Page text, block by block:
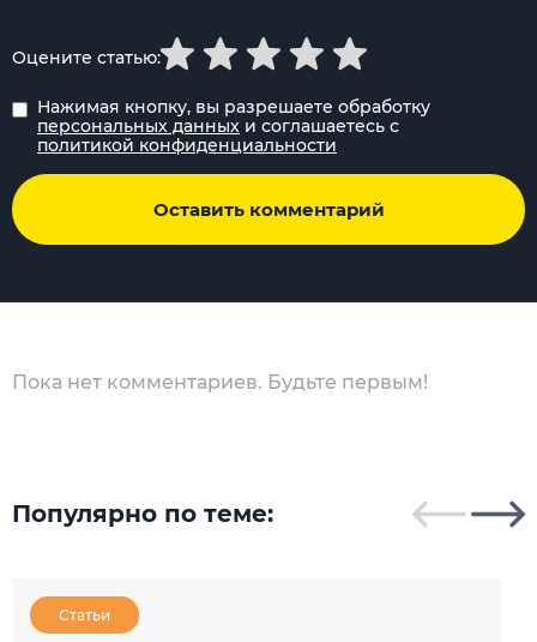
Нажимая кнопку, вы разрешаете обработку
персональных данных и соглашаетесь с
политикой конфиденциальности
Оставить комментарий
Оцените статью:
Пока нет комментариев. Будьте первым!
Популярно по теме:
Статьи